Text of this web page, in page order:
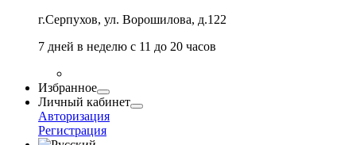
г.Серпухов, ул. Ворошилова, д.122
7 дней в неделю с 11 до 20 часов
Избранное
Личный кабинет
Авторизация
Регистрация